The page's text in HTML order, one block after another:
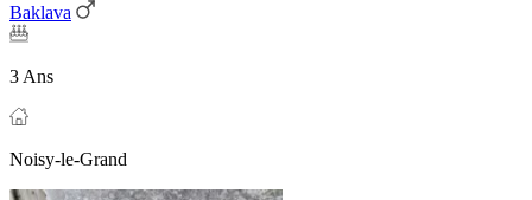
Baklava
3 Ans
Noisy-le-Grand